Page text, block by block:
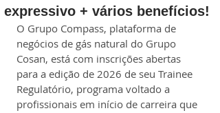
expressivo + vários benefícios!
O Grupo Compass, plataforma de
negócios de gás natural do Grupo
Cosan, está com inscrições abertas
para a edição de 2026 de seu Trainee
Regulatório, programa voltado a
profissionais em início de carreira que